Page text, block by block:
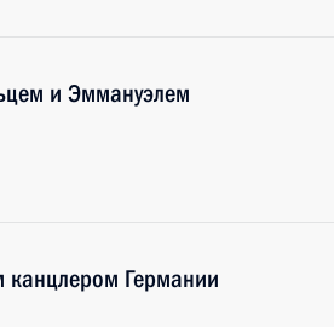
и Эммануэлем
канцлером Германии